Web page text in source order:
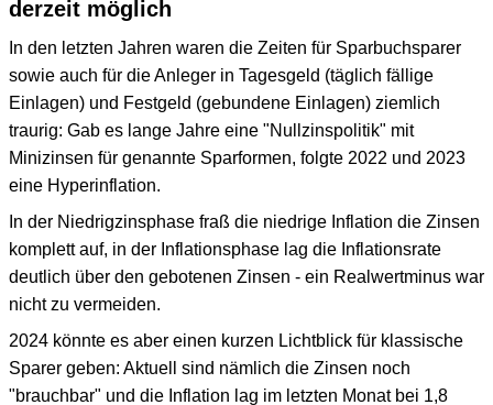
derzeit möglich
In den letzten Jahren waren die Zeiten für Sparbuchsparer
sowie auch für die Anleger in Tagesgeld (täglich fällige
Einlagen) und Festgeld (gebundene Einlagen) ziemlich
traurig: Gab es lange Jahre eine "Nullzinspolitik" mit
Minizinsen für genannte Sparformen, folgte 2022 und 2023
eine Hyperinflation.
In der Niedrigzinsphase fraß die niedrige Inflation die Zinsen
komplett auf, in der Inflationsphase lag die Inflationsrate
deutlich über den gebotenen Zinsen - ein Realwertminus war
nicht zu vermeiden.
2024 könnte es aber einen kurzen Lichtblick für klassische
Sparer geben: Aktuell sind nämlich die Zinsen noch
"brauchbar" und die Inflation lag im letzten Monat bei 1,8